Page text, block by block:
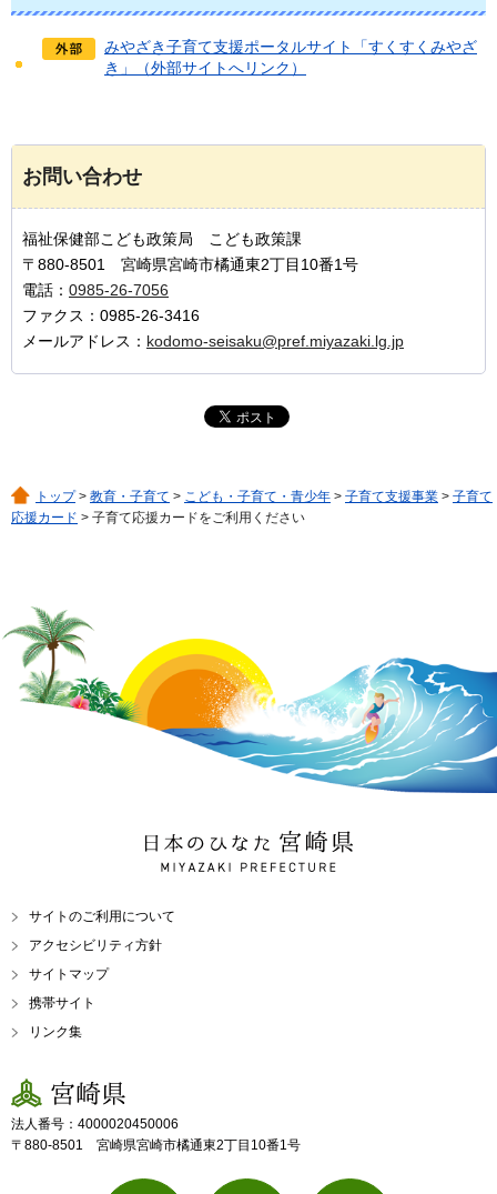
みやざき子育て支援ポータルサイト「すくすくみやざ
き」（外部サイトへリンク）
お問い合わせ
福祉保健部こども政策局 こども政策課
〒880-8501 宮崎県宮崎市橘通東2丁目10番1号
電話： 0985-26-7056
ファクス：0985-26-3416
メールアドレス： kodomo-seisaku@pref.miyazaki.lg.jp
トップ> 教育・子育て > こども・子育て・青少年 > 子育て支援事業 > 子育て
応援カード > 子育て応援カードをご利用ください
日本のひなた 宮崎県
MIYAZAKI PREFECTURE
サイトのご利用について
アクセシビリティ方針
サイトマップ
携帯サイト
リンク集
宮崎県
法人番号：4000020450006
〒880-8501 宮崎県宮崎市橘通東2丁目10番1号